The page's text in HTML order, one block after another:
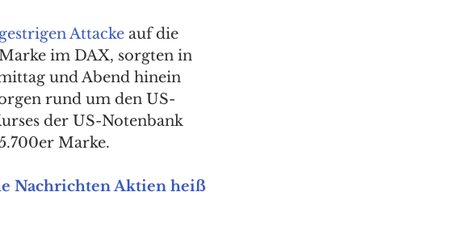
gestrigen Attacke auf die
im DAX, sorgten in
und Abend hinein
rund um den US-
der US-Notenbank
Marke.
Nachrichten Aktien heiß